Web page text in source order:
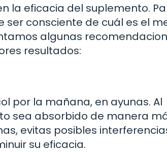
la eficacia del suplemento.
consciente de cuál es el
algunas
resultados:
por la mañana, en ayunas. Al
sea absorbido de manera
evitas posibles
su eficacia.